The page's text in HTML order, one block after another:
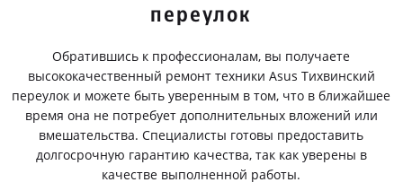
переулок
Обратившись к профессионалам, вы получаете
высококачественный ремонт техники Asus Тихвинский
переулок и можете быть уверенным в том, что в ближайшее
время она не потребует дополнительных вложений или
вмешательства. Специалисты готовы предоставить
долгосрочную гарантию качества, так как уверены в
качестве выполненной работы.